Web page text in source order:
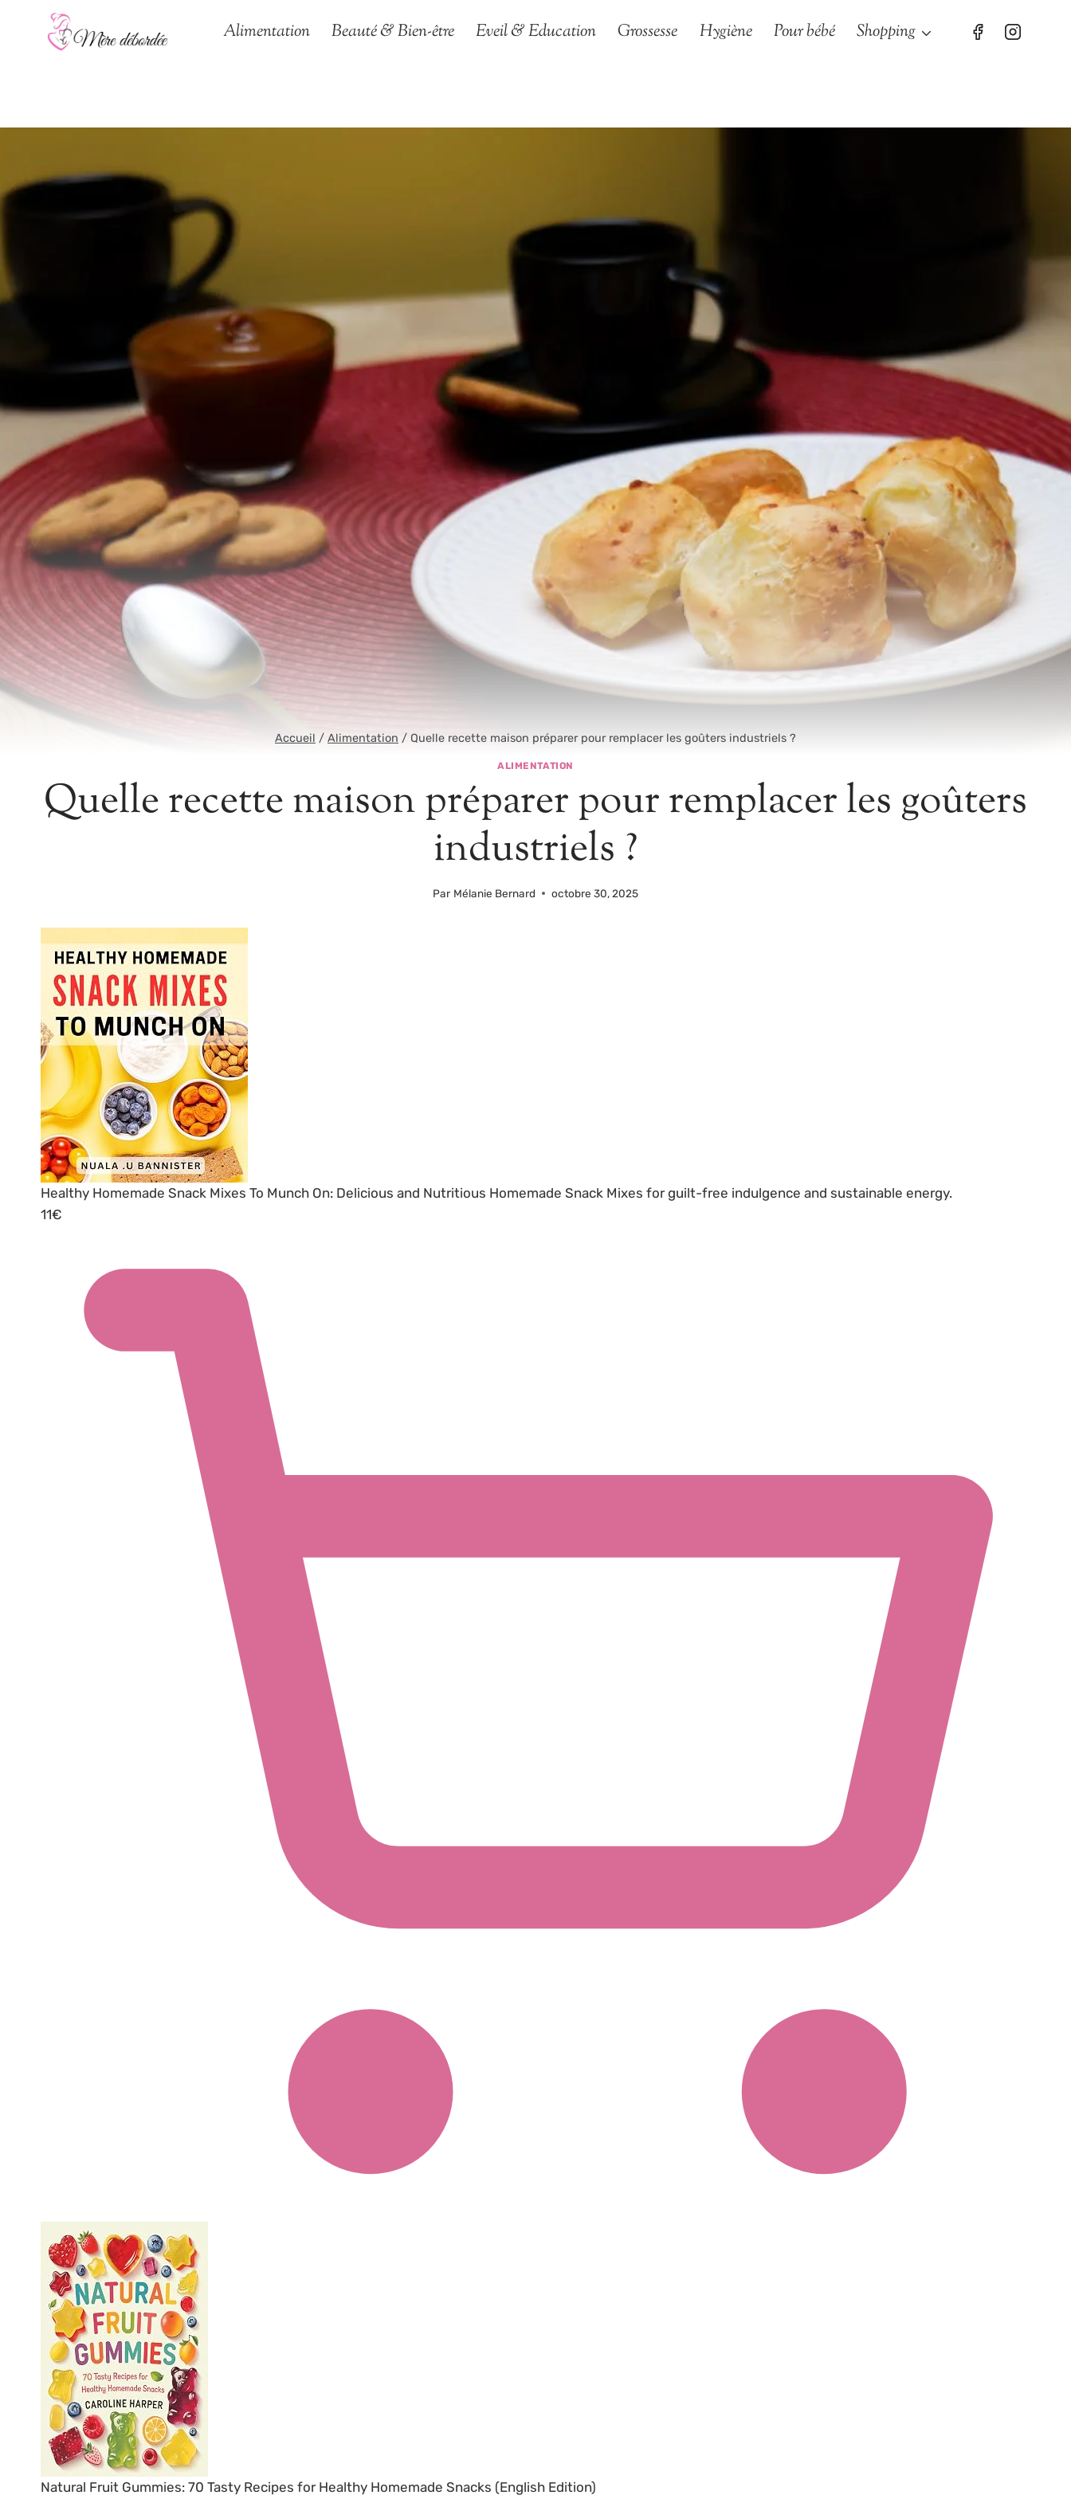
Alimentation Beauté & Bien-être Eveil & Education Grossesse Hygiène Pour bébé Shopping
Accueil / Alimentation / Quelle recette maison préparer pour remplacer les goûters industriels ?
ALIMENTATION
Quelle recette maison préparer pour remplacer les goûters
industriels ?
Par Mélanie Bernard octobre 30, 2025
Healthy Homemade Snack Mixes To Munch On: Delicious and Nutritious Homemade Snack Mixes for guilt-free indulgence and sustainable energy.
11€
Natural Fruit Gummies: 70 Tasty Recipes for Healthy Homemade Snacks (English Edition)